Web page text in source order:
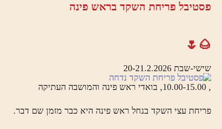
פסטיבל פריחת השקד בראש פינה
🌰🌷
שישי-שבת 20-21.2.2026
, 10.00-15.00, בואדי ראש פינה והמושבה העתיקה
פריחת עצי השקד בנחל ראש פינה היא כבר מזמן שם דבר.